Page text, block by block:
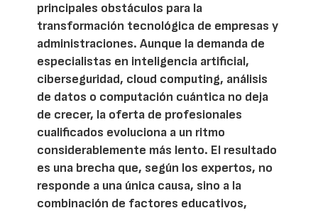
principales obstáculos para la
transformación tecnológica de empresas y
administraciones. Aunque la demanda de
especialistas en inteligencia artificial,
ciberseguridad, cloud computing, análisis
de datos o computación cuántica no deja
de crecer, la oferta de profesionales
cualificados evoluciona a un ritmo
considerablemente más lento. El resultado
es una brecha que, según los expertos, no
responde a una única causa, sino a la
combinación de factores educativos,